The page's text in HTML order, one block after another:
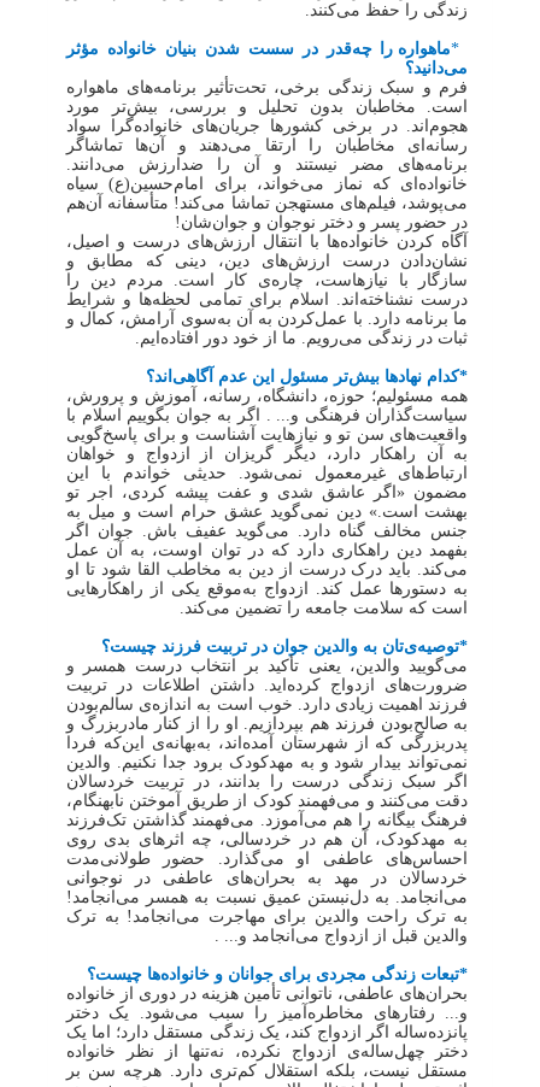
زندگی را حفظ می‌کنند.
*ماهواره را چه‌قدر در سست شدن بنیان خانواده مؤثر
می‌دانید؟
فرم و سبک زندگی برخی، تحت‌تأثیر برنامه‌های ماهواره
است. مخاطبان بدون تحلیل و بررسی، بیش‌تر مورد
هجوم‌اند. در برخی کشورها جریان‌های خانواده‌گرا سواد
رسانه‌ای مخاطبان را ارتقا می‌دهند و آن‌ها تماشاگر
برنامه‌های مضر نیستند و آن را ضدارزش می‌دانند.
خانواده‌ای که نماز می‌خواند، برای امام‌حسین(ع) سیاه
می‌پوشد، فیلم‌های مستهجن تماشا می‌کند! متأسفانه آن‌هم
در حضور پسر و دختر نوجوان و جوان‌شان!
آگاه کردن خانواده‌ها با انتقال ارزش‌های درست و اصیل،
نشان‌دادن درست ارزش‌های دین، دینی که مطابق و
سازگار با نیازهاست، چاره‌ی کار است. مردم دین را
درست نشناخته‌اند. اسلام برای تمامی لحظه‌ها و شرایط
ما برنامه دارد. با عمل‌کردن به آن به‌سوی آرامش، کمال و
ثبات در زندگی می‌رویم. ما از خود دور افتاده‌ایم.
*کدام نهادها بیش‌تر مسئول این عدم آگاهی‌اند؟
همه مسئولیم؛ حوزه، دانشگاه، رسانه، آموزش و پرورش،
سیاست‌گذاران فرهنگی و... . اگر به جوان بگوییم اسلام با
واقعیت‌های سن تو و نیازهایت آشناست و برای پاسخ‌گویی
به آن راهکار دارد، دیگر گریزان از ازدواج و خواهان
ارتباط‌های غیرمعمول نمی‌شود. حدیثی خواندم با این
مضمون «اگر عاشق شدی و عفت پیشه کردی، اجر تو
بهشت است.» دین نمی‌گوید عشق حرام است و میل به
جنس مخالف گناه دارد. می‌گوید عفیف باش. جوان اگر
بفهمد دین راهکاری دارد که در توان اوست، به آن عمل
می‌کند. باید درک درست از دین به مخاطب القا شود تا او
به دستورها عمل کند. ازدواج به‌موقع یکی از راهکارهایی
است که سلامت جامعه را تضمین می‌کند.
*توصیه‌ی‌تان به والدین جوان در تربیت فرزند چیست؟
می‌گویید والدین، یعنی تأکید بر انتخاب درست همسر و
ضرورت‌های ازدواج کرده‌اید. داشتن اطلاعات در تربیت
فرزند اهمیت زیادی دارد. خوب است به اندازه‌ی سالم‌بودن
به صالح‌بودن فرزند هم بپردازیم. او را از کنار مادربزرگ و
پدربزرگی که از شهرستان آمده‌اند، به‌بهانه‌ی این‌که فردا
نمی‌تواند بیدار شود و به مهدکودک برود جدا نکنیم. والدین
اگر سبک زندگی درست را بدانند، در تربیت خردسالان
دقت می‌کنند و می‌فهمند کودک از طریق آموختن نابهنگام،
فرهنگ بیگانه را هم می‌آموزد. می‌فهمند گذاشتن تک‌فرزند
به مهدکودک، آن هم در خردسالی، چه اثرهای بدی روی
احساس‌های عاطفی او می‌گذارد. حضور طولانی‌مدت
خردسالان در مهد به بحران‌های عاطفی در نوجوانی
می‌انجامد. به دل‌نبستن عمیق نسبت به همسر می‌انجامد!
به ترک راحت والدین برای مهاجرت می‌انجامد! به ترک
والدین قبل از ازدواج می‌انجامد و... .
*تبعات زندگی مجردی برای جوانان و خانواده‌ها چیست؟
بحران‌های عاطفی، ناتوانی تأمین هزینه در دوری از خانواده
و... رفتارهای مخاطره‌آمیز را سبب می‌شود. یک دختر
پانزده‌ساله اگر ازدواج کند، یک زندگی مستقل دارد؛ اما یک
دختر چهل‌ساله‌ی ازدواج نکرده، نه‌تنها از نظر خانواده
مستقل نیست، بلکه استقلال کم‌تری دارد. هرچه سن بر